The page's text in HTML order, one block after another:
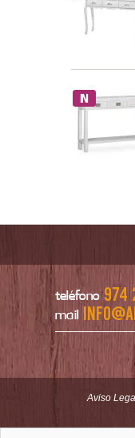
teléfono 974
mail
Aviso